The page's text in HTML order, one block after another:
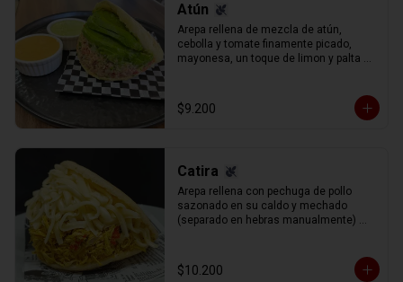
Atún
Arepa rellena de mezcla de atún,
cebolla y tomate finamente picado,
mayonesa, un toque de limon y palta
$9.200
Catira
Arepa rellena con pechuga de pollo
sazonado en su caldo y mechado
(separado en hebras manualmente)
$10.200